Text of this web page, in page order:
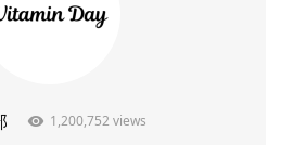
1,200,752 views